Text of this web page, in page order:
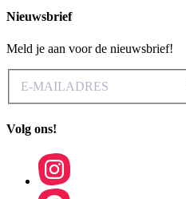
Nieuwsbrief
Meld je aan voor de nieuwsbrief!
Volg ons!